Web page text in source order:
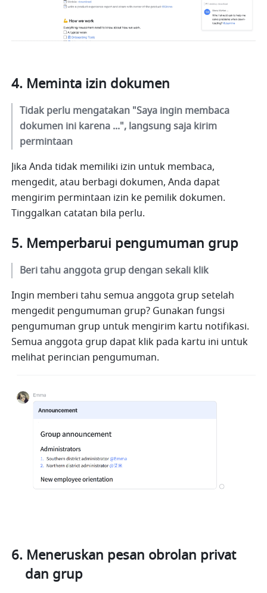
Meminta izin dokumen
Tidak perlu mengatakan "Saya ingin membaca
dokumen ini karena ...", langsung saja kirim
permintaan
Jika Anda tidak memiliki izin untuk membaca,
mengedit, atau berbagi dokumen, Anda dapat
mengirim permintaan izin ke pemilik dokumen.
Tinggalkan catatan bila perlu.
Memperbarui pengumuman grup
Beri tahu anggota grup dengan sekali klik
Ingin memberi tahu semua anggota grup setelah
mengedit pengumuman grup? Gunakan fungsi
pengumuman grup untuk mengirim kartu notifikasi.
Semua anggota grup dapat klik pada kartu ini untuk
melihat perincian pengumuman.
Meneruskan pesan obrolan privat
dan grup